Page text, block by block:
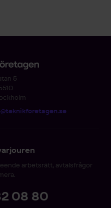
5
arbetsrätt, avtalsfrågor
08 80